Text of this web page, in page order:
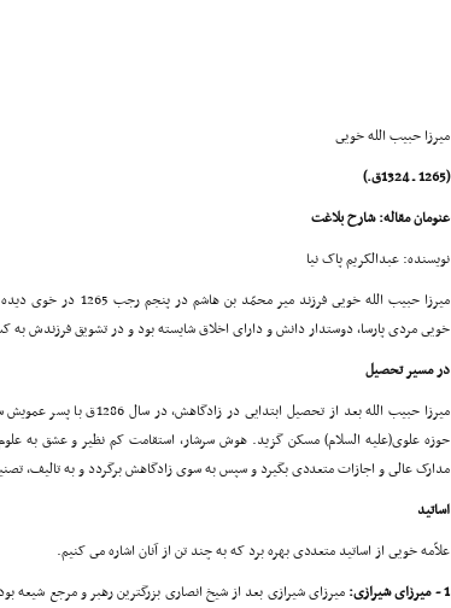
میرزا حبیب الله خویى
(1265 ـ 1324ق.)
عنومان مقاله: شارح بلاغت
نویسنده: عبدالکریم پاک نیا
میرزا حبیب الله خویى
خویى مردى پارسا، دوستدار دانش و داراى اخلاق شایسته بود و در تشویق فرزندش
در مسیر تحصیل
میرزا حبیب الله بعد از
مدارک عالى و اجازات متعددى بگیرد و سپس به سوى زادگاهش برگردد و به تالیف،
اساتید
علاّمه خویى از اساتید متعددى بهره برد که به چند تن از آنان اشاره مى کنیم.
1 - میرزاى شیرازى:
میرزاى شیرازى بعد از شیخ انصارى بزرگترین رهبر و مرجع شیعه